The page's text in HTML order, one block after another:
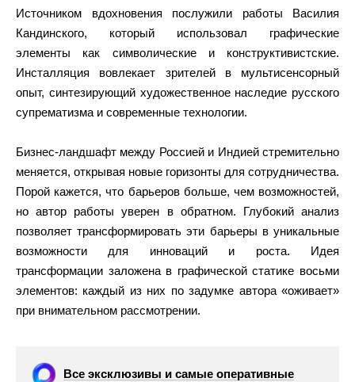
Источником вдохновения послужили работы Василия
Кандинского, который использовал графические
элементы как символические и конструктивистские.
Инсталляция вовлекает зрителей в мультисенсорный
опыт, синтезирующий художественное наследие русского
супрематизма и современные технологии.
Бизнес-ландшафт между Россией и Индией стремительно
меняется, открывая новые горизонты для сотрудничества.
Порой кажется, что барьеров больше, чем возможностей,
но автор работы уверен в обратном. Глубокий анализ
позволяет трансформировать эти барьеры в уникальные
возможности для инноваций и роста. Идея
трансформации заложена в графической статике восьми
элементов: каждый из них по задумке автора «оживает»
при внимательном рассмотрении.
Все эксклюзивы и самые оперативные